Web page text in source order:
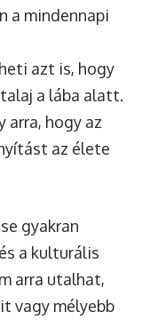
a mindennapi
azt is, hogy
a lába alatt.
arra, hogy az
az élete
gyakran
a kulturális
arra utalhat,
vagy mélyebb